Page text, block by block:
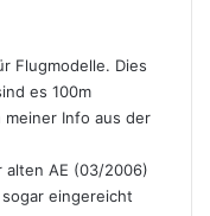
Flugmodelle. Dies
es 100m
meiner Info aus der
alten AE (03/2006)
eingereicht